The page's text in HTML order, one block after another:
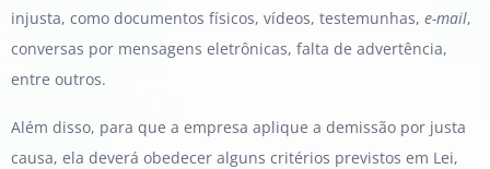
injusta, como documentos físicos, vídeos, testemunhas, e-mail,
conversas por mensagens eletrônicas, falta de advertência,
entre outros.
Além disso, para que a empresa aplique a demissão por justa
causa, ela deverá obedecer alguns critérios previstos em Lei,